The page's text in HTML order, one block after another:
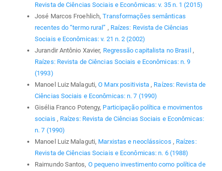
Revista de Ciências Sociais e Econômicas: v. 35 n. 1 (2015)
José Marcos Froehlich,Transformações semânticas
recentes do “termo rural” , Raízes: Revista de Ciências
Sociais e Econômicas: v. 21 n. 2 (2002)
Jurandir Antônio Xavier, Regressão capitalista no Brasil ,
Raízes: Revista de Ciências Sociais e Econômicas: n. 9
(1993)
Manoel Luiz Malaguti,O Marx positivista , Raízes: Revista de
Ciências Sociais e Econômicas: n. 7 (1990)
Gisélia Franco Potengy, Participação política e movimentos
sociais , Raízes: Revista de Ciências Sociais e Econômicas:
n. 7 (1990)
Manoel Luiz Malaguti, Marxistas e neoclássicos , Raízes:
Revista de Ciências Sociais e Econômicas: n. 6 (1988)
Raimundo Santos, O pequeno investimento como política de